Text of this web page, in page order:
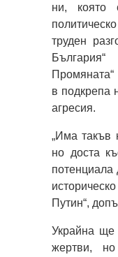
ни, която
труден
Промяната“
в подкрепа
агресия.
„Има такъв
но доста
потенциала
Путин“,
Украйна ще
жертви,